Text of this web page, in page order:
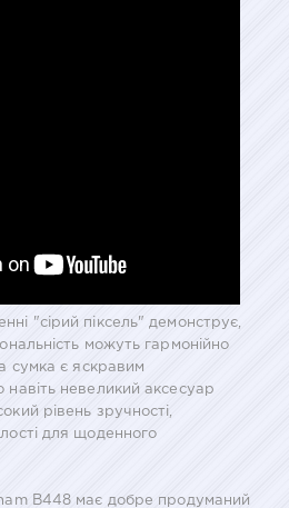
"сірий піксель" демонструє,
можуть гармонійно
сумка є яскравим
невеликий аксесуар
рівень зручності,
для щоденного
B448 має добре продуманий